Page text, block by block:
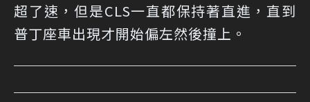
超了速，但是CLS一直都保持著直進，直到
普丁座車出現才開始偏左然後撞上。